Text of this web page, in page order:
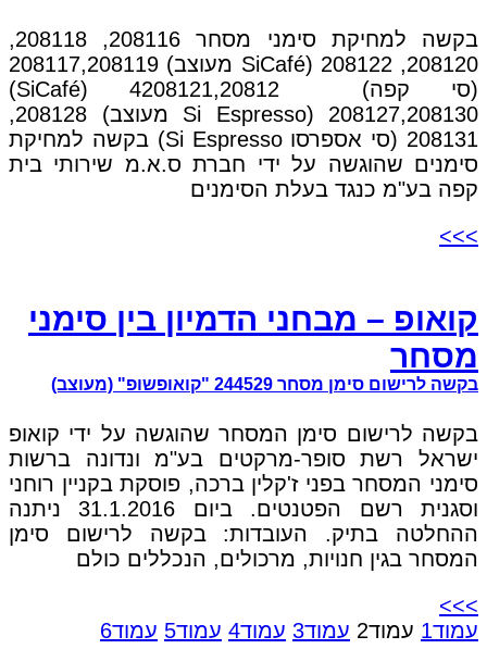
בקשה למחיקת סימני מסחר 208116, 208118,
208120, 208122 (SiCafé מעוצב) 208117,208119
(סי קפה) 4208121,20812 (SiCafé)
208127,208130 (Si Espresso מעוצב) 208128,
208131 (סי אספרסו Si Espresso) בקשה למחיקת
סימנים שהוגשה על ידי חברת ס.א.מ שירותי בית
קפה בע"מ כנגד בעלת הסימנים
>>>
קואופ – מבחני הדמיון בין סימני
מסחר
בקשה לרישום סימן מסחר 244529 "קואופשופ" (מעוצב)
בקשה לרישום סימן המסחר שהוגשה על ידי קואופ
ישראל רשת סופר-מרקטים בע"מ ונדונה ברשות
סימני המסחר בפני ז'קלין ברכה, פוסקת בקניין רוחני
וסגנית רשם הפטנטים. ביום 31.1.2016 ניתנה
ההחלטה בתיק. העובדות: בקשה לרישום סימן
המסחר בגין חנויות, מרכולים, הנכללים כולם
>>>
עמוד1 עמוד2 עמוד3 עמוד4 עמוד5 עמוד6